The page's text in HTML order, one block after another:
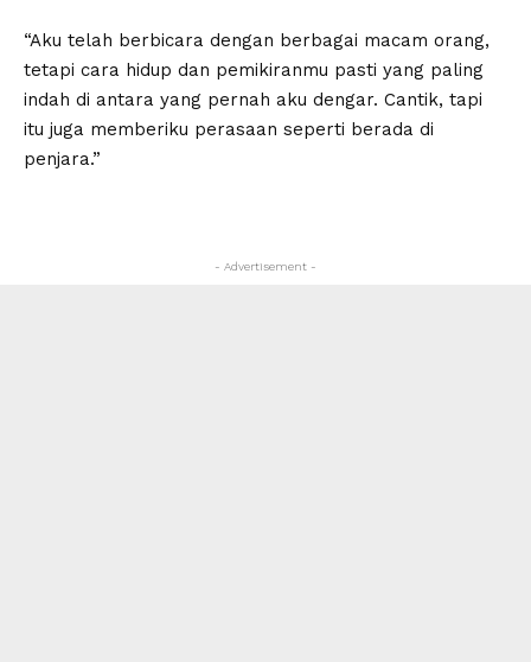
“Aku telah berbicara dengan berbagai macam orang,
tetapi cara hidup dan pemikiranmu pasti yang paling
indah di antara yang pernah aku dengar. Cantik, tapi
itu juga memberiku perasaan seperti berada di
penjara.”
- Advertisement -